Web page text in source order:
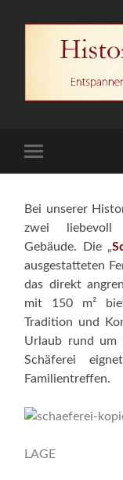
Menü
Bei unserer
zwei liebevoll
Gebäude. Die „
ausgestatteten
das direkt
mit 150 m²
Tradition und
Urlaub rund um
Schäferei
Familientreffen.
LAGE